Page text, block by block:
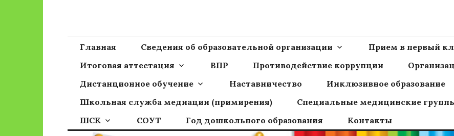
Сайт ГБОУ ООШ пос.Сборный
Главная Сведения об образовательной организации
Прием в первый
Итоговая аттестация
ВПР Противодействие коррупции
Дистанционное обучение
Наставничество
Инклюзивное образование
Школьная служба медиации (примирения)
Специальные медицинские
ШСК
СОУТ Год дошкольного образования Контакты